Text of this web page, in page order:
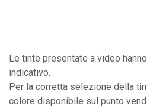
Le tinte presentate a video
indicativo.
Per la corretta selezione della
colore disponibile sul punto